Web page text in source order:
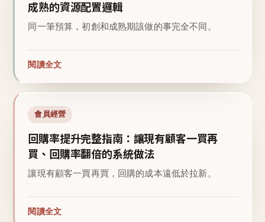
成熟的資源配置邏輯
同一筆預算，初創和成熟期該做的事完全不同。
閱讀全文
會員經營
回購率提升完整指南：讓現有顧客一買再
買、回購率翻倍的系統做法
讓現有顧客一買再買，回購的成本遠低於拉新。
閱讀全文